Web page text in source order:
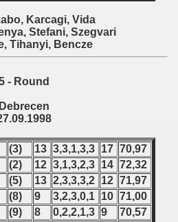
Karcagi, Vida
Stefani, Szegvari
Tihanyi, Bencze
- Round
Debrecen
(3) 13 3,3,1,3,3 17 70,97
(2) 12 3,1,3,2,3 14 72,32
(5) 13 2,3,3,3,2 12 71,97
(8) 9 3,2,3,0,1 10 71,00
(9) 8 0,2,2,1,3 9
70,57
- Australian